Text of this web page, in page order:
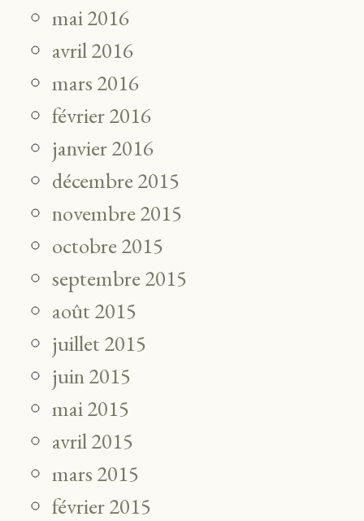
mai 2016
avril 2016
mars 2016
février 2016
janvier 2016
décembre 2015
novembre 2015
octobre 2015
septembre 2015
août 2015
juillet 2015
juin 2015
mai 2015
avril 2015
mars 2015
février 2015